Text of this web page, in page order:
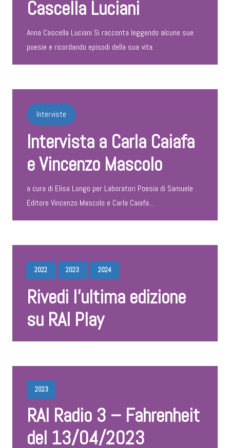
Cascella Luciani
Anna Cascella Luciani Si racconta leggendo alcune sue
poesie e ricordando episodi della sua vita.
Interviste
Intervista a Carla Caiafa
e Vincenzo Mascolo
a cura di Elisa Longo per Laboratori Poesia di Samuele
Editore Vincenzo Mascolo e Carla Caiafa…
2022 2023 2024
Rivedi l’ultima edizione
su RAI Play
2023
RAI Radio 3 – Fahrenheit
del 13/04/2023